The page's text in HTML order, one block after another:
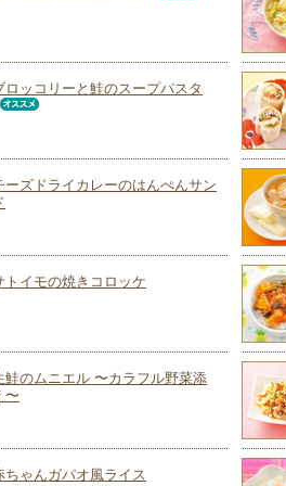
ロッコリーと鮭のスープパスタ
ーズドライカレーのはんぺんサン
トイモの焼きコロッケ
鮭のムニエル 〜カラフル野菜添
〜
ちゃんガパオ風ライス